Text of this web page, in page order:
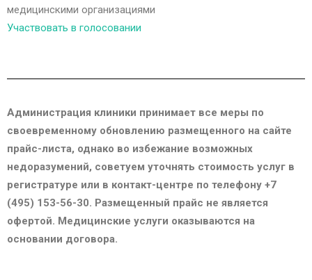
медицинскими организациями
Участвовать в голосовании
Администрация клиники принимает все меры по
своевременному обновлению размещенного на сайте
прайс-листа, однако во избежание возможных
недоразумений, советуем уточнять стоимость услуг в
регистратуре или в контакт-центре по телефону +7
(495) 153-56-30. Размещенный прайс не является
офертой. Медицинские услуги оказываются на
основании договора.